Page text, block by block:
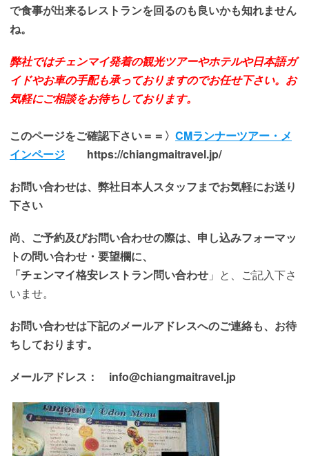
で食事が出来るレストランを回るのも良いかも知れません
ね。
弊社ではチェンマイ発着の観光ツアーやホテルや日本語ガ
イドやお車の手配も承っておりますのでお任せ下さい。 お
気軽にご相談をお待ちしております。
このページをご確認下さい＝＝〉 CMランナーツアー・メ
インページ
https://chiangmaitravel.jp/
お問い合わせは、弊社日本人スタッフまでお気軽にお送り
下さい
尚、ご予約及びお問い合わせの際は、申し込みフォーマッ
トの問い合わせ・要望欄に、
「チェンマイ格安レストラン問い合わせ 」と、ご記入下さ
いませ。
お問い合わせは下記のメールアドレスへのご連絡も、 お待
ちしております。
メールアドレス： info@chiangmaitravel.jp